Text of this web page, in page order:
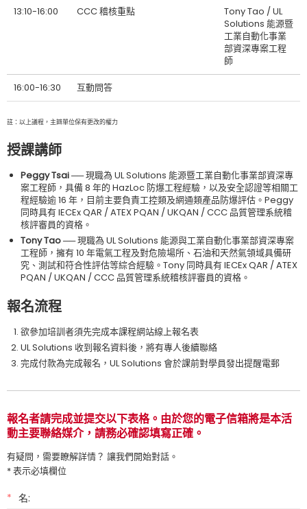
13:10-16:00 CCC 稽核重點
Tony Tao / UL
Solutions 能源暨
工業自動化事業
部資深專案工程
師
16:00-16:30 互動問答
註：以上議程，主辧單位保有更改的權力
授課講師
Peggy Tsai ──現職為 UL Solutions 能源暨工業自動化事業部資深專
案工程師，具備 8 年的 HazLoc 防爆工程經驗，以及安全認證等相關工
程經驗逾 16 年，目前主要負責工控類及網通類產品防爆評估。Peggy
同時具有 IECEx QAR / ATEX PQAN / UKQAN / CCC 品質管理系統稽
核評審員的資格。
Tony Tao ──現職為 UL Solutions 能源與工業自動化事業部資深專案
工程師，擁有 10 年電氣工程及對危險場所、石油和天然氣領域具備研
究、測試和符合性評估等綜合經驗。Tony 同時具有 IECEx QAR / ATEX
PQAN / UKQAN / CCC 品質管理系統稽核評審員的資格。
報名流程
欲參加培訓者須先完成本課程網站線上報名表
UL Solutions 收到報名資料後，將有專人後續聯絡
完成付款為完成報名，UL Solutions 會於課前對學員發出提醒電郵
報名者請完成並提交以下表格。由於您的電子信箱將是本活
動主要聯絡媒介，請務必確認填寫正確。
有疑問，需要瞭解詳情？ 讓我們開始對話。
* 表示必填欄位
* 名: